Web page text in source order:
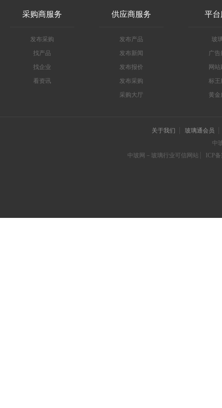
采购商服务
发布采购
找产品
找企业
看资讯
供应商服务
发布产品
发布新闻
发布报价
发布采购
采购大厅
平
玻
广告
网
标王
黄金
关于我们
玻璃通会员
中
中玻网－玻璃行业可信网站
ICP